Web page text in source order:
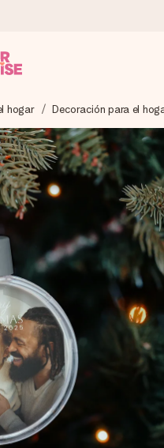
y lo enviamos al vuelo,
perfecto, cuando más
nos dan un 4,5 en
– con su nombre, tu foto o
Sin complicaciones, solo
hogar Decoración para el